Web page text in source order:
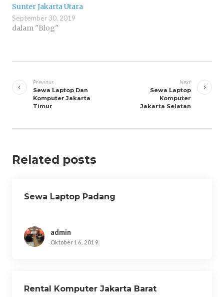
Sunter Jakarta Utara
September 30, 2019
dalam "Blog"
pos
Previous
Sewa Laptop Dan
Komputer Jakarta
Timur
Next
Sewa Laptop
Komputer
Jakarta Selatan
Related posts
Sewa Laptop Padang
admin
Oktober 16, 2019
Rental Komputer Jakarta Barat